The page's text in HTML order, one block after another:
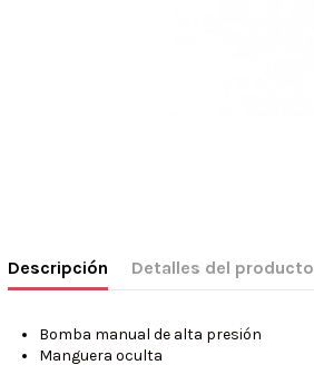
Descripción Detalles del producto
Bomba manual de alta presión
Manguera oculta